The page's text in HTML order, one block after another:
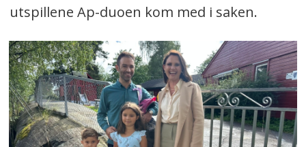
utspillene Ap-duoen kom med i saken.